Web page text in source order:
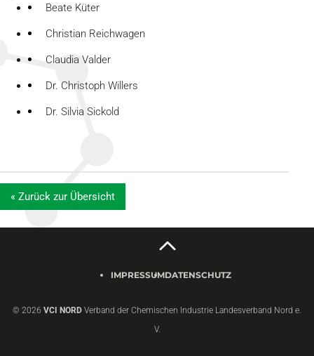
Beate Küter
Christian Reichwagen
Claudia Valder
Dr. Christoph Willers
Dr. Silvia Sickold
« Zurück zur Übersicht
© 2026 VCI NORD Verband der Chemischen Industrie Landesverband Nord e.
V.
IMPRESSUMDATENSCHUTZ